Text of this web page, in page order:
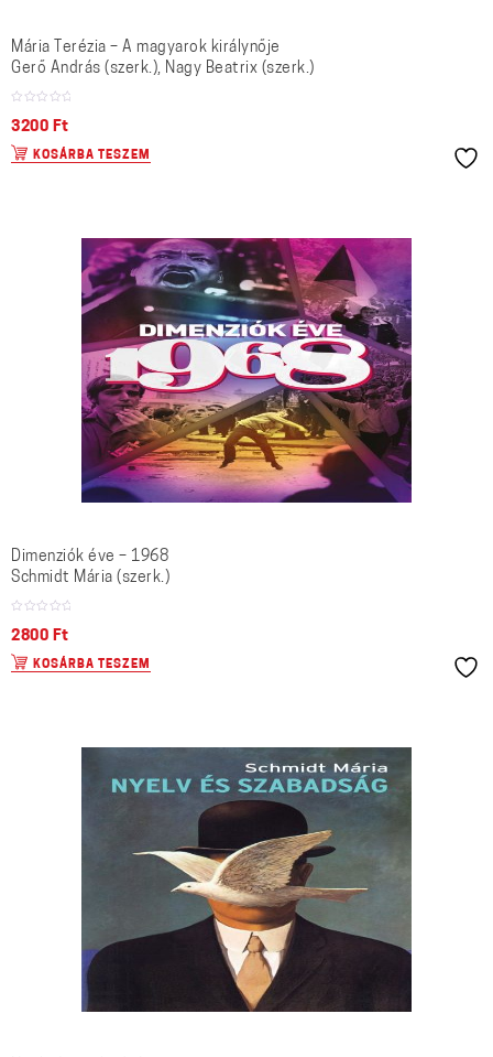
Mária Terézia – A magyarok királynője
Gerő András (szerk.), Nagy Beatrix (szerk.)
3200 Ft
KOSÁRBA TESZEM
Dimenziók éve – 1968
Schmidt Mária (szerk.)
2800 Ft
KOSÁRBA TESZEM